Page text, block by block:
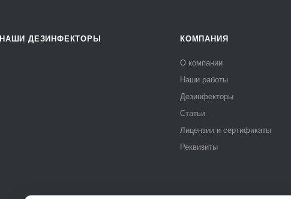
НАШИ ДЕЗИНФЕКТОРЫ КОМПАНИЯ
О компании
Наши работы
Дезинфекторы
Статьи
Лицензии и сертификаты
Реквизиты